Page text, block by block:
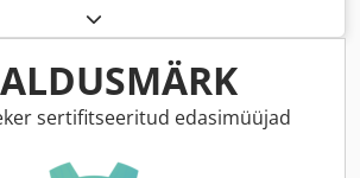
sertifitseeritud edasimüüjad